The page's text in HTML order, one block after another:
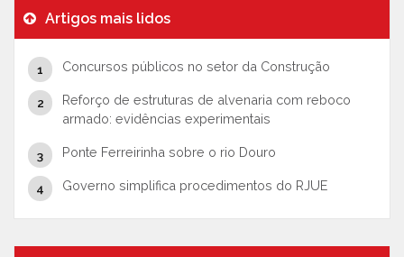
Artigos mais lidos
Concursos públicos no setor da Construção
Reforço de estruturas de alvenaria com reboco
armado: evidências experimentais
Ponte Ferreirinha sobre o rio Douro
Governo simplifica procedimentos do RJUE